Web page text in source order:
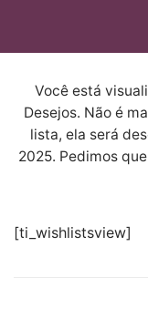
Você está
Desejos. Não é
lista, ela será
2025. Pedimos
[ti_wishlistsview]